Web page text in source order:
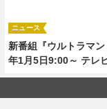
新番組『ウルトラマ
年1月5日9:00～ テレ
ニュース